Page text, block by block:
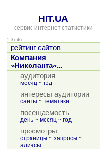
HIT.UA
сервис интернет статистики
1:37:46
рейтинг сайтов
Компания
«Николанта»...
аудитория
месяц ~ год
интересы аудитории
сайты ~ тематики
посещаемость
день ~ месяц ~ год
просмотры
страницы ~ запросы ~
алиасы